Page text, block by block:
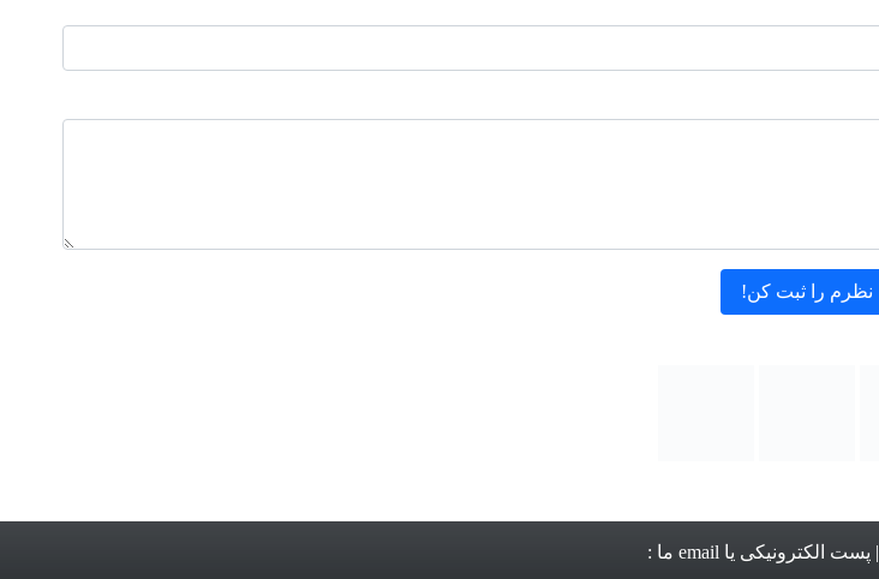
| پست الکترونیکی یا email ما :